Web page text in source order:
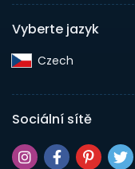
Vyberte jazyk
Czech‎
Sociální sítě